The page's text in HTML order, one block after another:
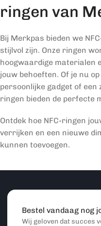
ringen van
Bij Merkpas bieden we
stijlvol zijn. Onze ringen
hoogwaardige materialen
jouw behoeften. Of je nu
persoonlijke gadget of een
ringen bieden de perfecte
Ontdek hoe NFC-ringen
verrijken en een nieuwe
kunnen toevoegen.
Bestel vandaag nog
Wij geloven dat succes